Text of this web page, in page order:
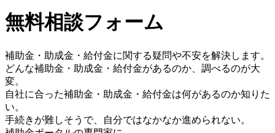
無料相談フォーム
補助金・助成金・給付金に関する疑問や不安を解決します。
どんな補助金・助成金・給付金があるのか、調べるのが大
変。
自社に合った補助金・助成金・給付金は何があるのか知りた
い。
手続きが難しそうで、自分ではなかなか進められない。